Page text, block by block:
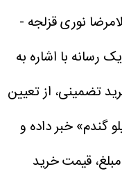
نوری قزلجه -
رسانه با اشاره به
تضمینی، از تعیین
کیلو گندم» خبر داده و
قیمت خرید